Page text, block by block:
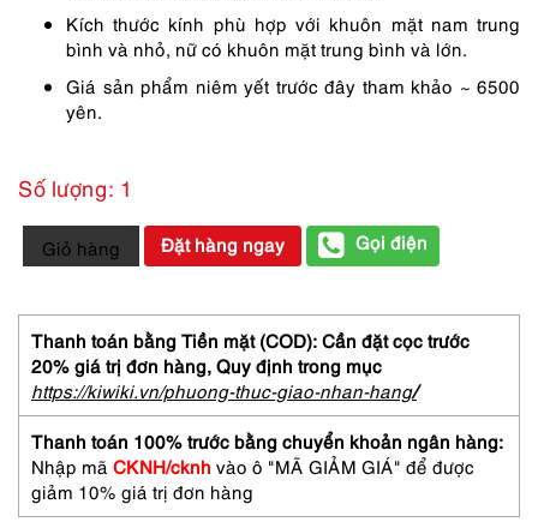
Kích thước kính phù hợp với khuôn mặt nam trung
bình và nhỏ, nữ có khuôn mặt trung bình và lớn.
Giá sản phẩm niêm yết trước đây tham khảo ~ 6500
yên.
Số lượng: 1
0664-
Kính
nam/nữ-
Mới/Chưa
sử
dụng-
Japan
aviator
sunglasses
số
lượng
Giỏ hàng Đặt hàng ngay Gọi điện
Thanh toán bằng Tiền mặt (COD): Cần đặt cọc trước
20% giá trị đơn hàng, Quy định trong mục
https://kiwiki.vn/phuong-thuc-giao-nhan-hang/
Thanh toán 100% trước bằng chuyển khoản ngân hàng:
Nhập mã CKNH/cknh vào ô "MÃ GIẢM GIÁ" để được
giảm 10% giá trị đơn hàng